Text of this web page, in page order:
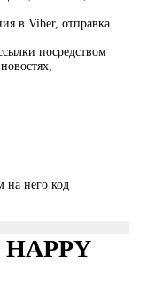
в Viber, отправка
посредством
него код
HAPPY